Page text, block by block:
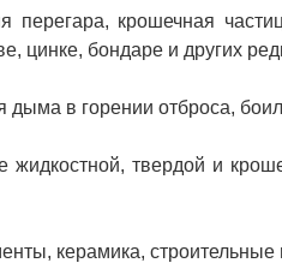
перегара, крошечная
цинке, бондаре и других
дыма в горении отброса,
жидкостной, твердой и
керамика, строительные